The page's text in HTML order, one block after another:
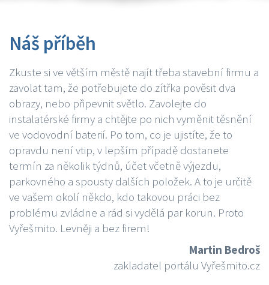
Náš příběh
Zkuste si ve větším městě najít třeba stavební firmu a
zavolat tam, že potřebujete do zítřka pověsit dva
obrazy, nebo připevnit světlo. Zavolejte do
instalatérské firmy a chtějte po nich vyměnit těsnění
ve vodovodní baterií. Po tom, co je ujistíte, že to
opravdu není vtip, v lepším případě dostanete
termín za několik týdnů, účet včetně výjezdu,
parkovného a spousty dalších položek. A to je určitě
ve vašem okolí někdo, kdo takovou práci bez
problému zvládne a rád si vydělá par korun. Proto
Vyřešmito. Levněji a bez firem!
Martin Bedroš
zakladatel portálu Vyřešmito.cz